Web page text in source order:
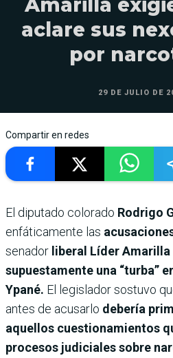
Amarilla
aclare sus
por
29 DE JULIO DE
Compartir en redes
El diputado colorado Rodrigo
enfáticamente las
senador liberal Líder Amarilla
supuestamente una “turba”
Ypané. El legislador sostuvo
antes de acusarlo debería
aquellos cuestionamientos
procesos judiciales sobre